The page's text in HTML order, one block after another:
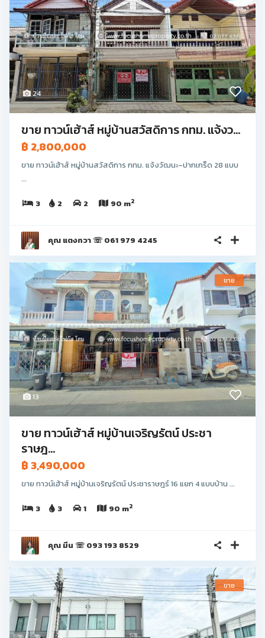
24
ขาย ทาวน์เฮ้าส์ หมู่บ้านสวัสดิการ กทม. แจ้งว...
฿ 2,800,000
ขาย ทาวน์เฮ้าส์ หมู่บ้านสวัสดิการ กทม. แจ้งวัฒนะ–ปากเกร็ด 28 แบบ
...
3 2 2 90 m2
คุณ แตงกวา ☏ 061 979 4245
13
ขาย
ขาย ทาวน์เฮ้าส์ หมู่บ้านเจริญรัตน์ ประชา
ราษฎ...
฿ 3,490,000
ขาย ทาวน์เฮ้าส์ หมู่บ้านเจริญรัตน์ ประชาราษฎร์ 16 แยก 4 แบบบ้าน ...
3 3 1 90 m2
คุณ มีน ☏ 093 193 8529
ขาย